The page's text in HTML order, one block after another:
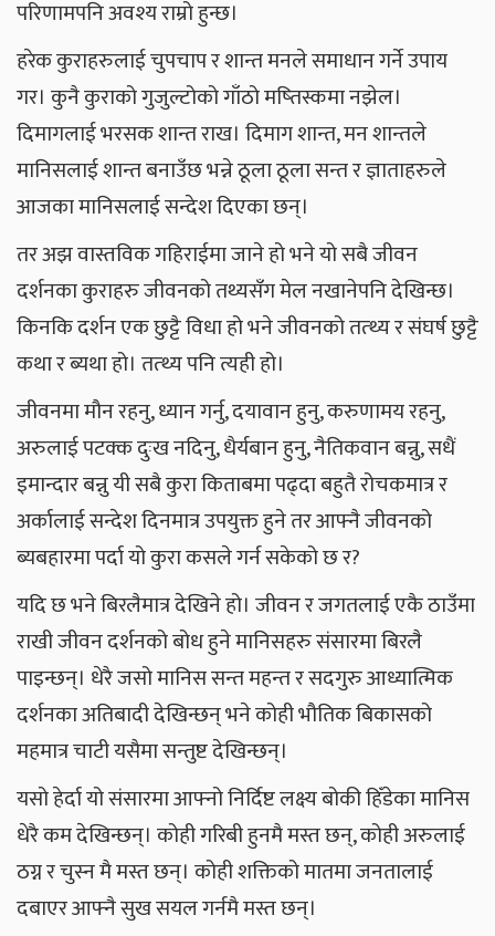
परिणामपनि अवश्य राम्रो हुन्छ।
हरेक कुराहरुलाई चुपचाप र शान्त मनले समाधान गर्ने उपाय
गर। कुनै कुराको गुजुल्टोको गाँठो मष्तिस्कमा नझेल।
दिमागलाई भरसक शान्त राख। दिमाग शान्त, मन शान्तले
मानिसलाई शान्त बनाउँछ भन्ने ठूला ठूला सन्त र ज्ञाताहरुले
आजका मानिसलाई सन्देश दिएका छन्।
तर अझ वास्तविक गहिराईमा जाने हो भने यो सबै जीवन
दर्शनका कुराहरु जीवनको तथ्यसँग मेल नखानेपनि देखिन्छ।
किनकि दर्शन एक छुट्टै विधा हो भने जीवनको तत्थ्य र संघर्ष छुट्टै
कथा र ब्यथा हो। तत्थ्य पनि त्यही हो।
जीवनमा मौन रहनु, ध्यान गर्नु, दयावान हुनु, करुणामय रहनु,
अरुलाई पटक्क दुःख नदिनु, धैर्यबान हुनु, नैतिकवान बन्नु, सधैं
इमान्दार बन्नु यी सबै कुरा किताबमा पढ्दा बहुतै रोचकमात्र र
अर्कालाई सन्देश दिनमात्र उपयुक्त हुने तर आफ्नै जीवनको
ब्यबहारमा पर्दा यो कुरा कसले गर्न सकेको छ र?
यदि छ भने बिरलैमात्र देखिने हो। जीवन र जगतलाई एकै ठाउँमा
राखी जीवन दर्शनको बोध हुने मानिसहरु संसारमा बिरलै
पाइन्छन्। धेरै जसो मानिस सन्त महन्त र सदगुरु आध्यात्मिक
दर्शनका अतिबादी देखिन्छन् भने कोही भौतिक बिकासको
महमात्र चाटी यसैमा सन्तुष्ट देखिन्छन्।
यसो हेर्दा यो संसारमा आफ्नो निर्दिष्ट लक्ष्य बोकी हिँडेका मानिस
धेरै कम देखिन्छन्। कोही गरिबी हुनमै मस्त छन्, कोही अरुलाई
ठग्न र चुस्न मै मस्त छन्। कोही शक्तिको मातमा जनतालाई
दबाएर आफ्नै सुख सयल गर्नमै मस्त छन्।